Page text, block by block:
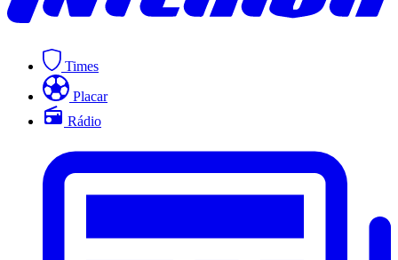
Times
Placar
Rádio